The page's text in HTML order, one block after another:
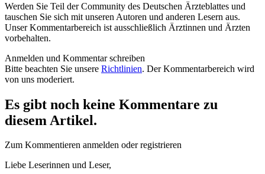
Werden Sie Teil der Community des Deutschen Ärzteblattes und
tauschen Sie sich mit unseren Autoren und anderen Lesern aus.
Unser Kommentarbereich ist ausschließlich Ärztinnen und Ärzten
vorbehalten.
Anmelden und Kommentar schreiben
Bitte beachten Sie unsere Richtlinien. Der Kommentarbereich wird
von uns moderiert.
Es gibt noch keine Kommentare zu
diesem Artikel.
Zum Kommentieren anmelden oder registrieren
Liebe Leserinnen und Leser,